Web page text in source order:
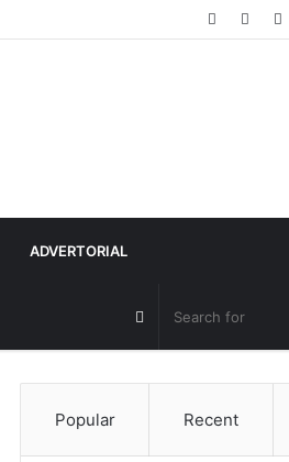
ADVERTORIAL
Random
Article
Popular Recent